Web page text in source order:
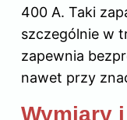
400 A. Taki
szczególnie w
zapewnia
nawet przy
Wymiary